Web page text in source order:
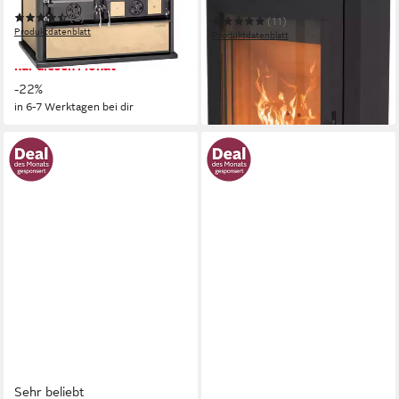
(2)
Produktdatenblatt
1.499,00 € 1.919,00 €
nur diesen Monat
-22%
in 6-7 Werktagen bei dir
(11)
Produktdatenblatt
-32%
in 2-4 Werktagen bei dir
Sehr beliebt